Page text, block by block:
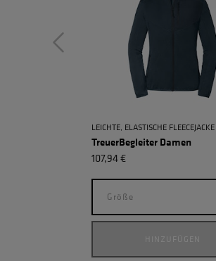
TreuerBegleiter Damen
LEICHTE, ELASTISCHE FLEECEJACKE
107,94 €
Größe
HINZUFÜGEN